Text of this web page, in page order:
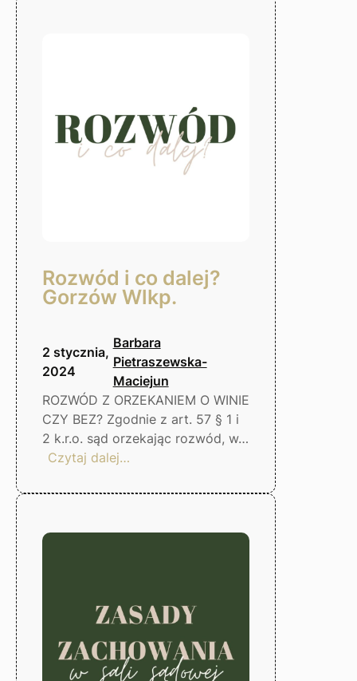
Rozwód i co dalej?
Gorzów Wlkp.
2 stycznia,
2024
Barbara
Pietraszewska-
Maciejun
ROZWÓD Z ORZEKANIEM O WINIE
CZY BEZ? Zgodnie z art. 57 § 1 i
2 k.r.o. sąd orzekając rozwód, w…
Czytaj dalej…
i
dalej?